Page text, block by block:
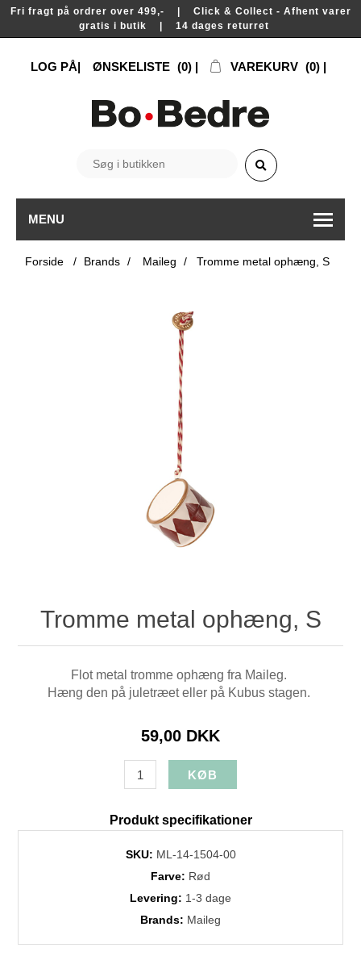
Fri fragt på ordrer over 499,- | Click & Collect - Afhent varer
gratis i butik | 14 dages returret
LOG PÅ ØNSKELISTE (0) VAREKURV (0)
MENU
Forside / Brands / Maileg / Tromme metal ophæng, S
Tromme metal ophæng, S
Flot metal tromme ophæng fra Maileg.
Hæng den på juletræet eller på Kubus stagen.
59,00 DKK
Produkt specifikationer
SKU: ML-14-1504-00
Farve: Rød
Levering: 1-3 dage
Brands: Maileg